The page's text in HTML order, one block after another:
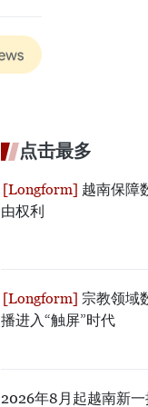
点击最多
越南保障
由权利
宗教领域
播进入“触屏”时代
2026年8月起越南新